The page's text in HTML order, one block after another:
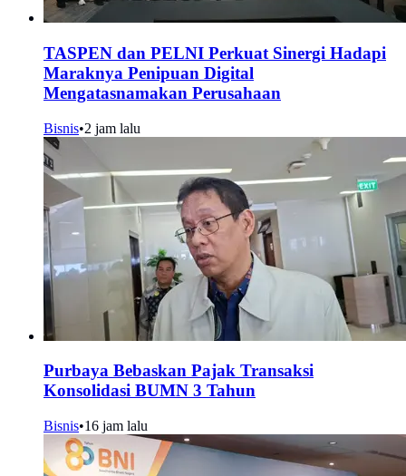
TASPEN dan PELNI Perkuat Sinergi Hadapi
Maraknya Penipuan Digital
Mengatasnamakan Perusahaan
Bisnis•2 jam lalu
Purbaya Bebaskan Pajak Transaksi
Konsolidasi BUMN 3 Tahun
Bisnis•16 jam lalu